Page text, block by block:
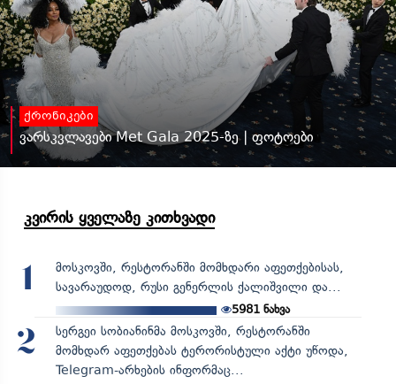
ქრონიკები
ვარსკვლავები Met Gala 2025-ზე | ფოტოები
კვირის ყველაზე კითხვადი
1
მოსკოვში, რესტორანში მომხდარი აფეთქებისას,
სავარაუდოდ, რუსი გენერლის ქალიშვილი და...
5981 ნახვა
2
სერგეი სობიანინმა მოსკოვში, რესტორანში
მომხდარ აფეთქებას ტერორისტული აქტი უწოდა,
Telegram-არხების ინფორმაც...